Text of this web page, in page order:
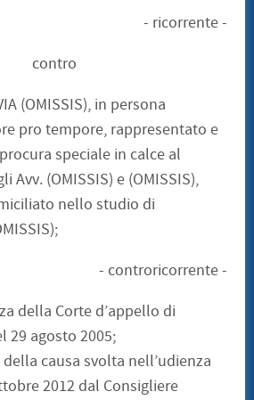
- ricorrente -
contro
(OMISSIS), in persona
pro tempore, rappresentato e
speciale in calce al
Avv. (OMISSIS) e (OMISSIS),
nello studio di
- controricorrente -
della Corte d’appello di
29 agosto 2005;
causa svolta nell’udienza
2012 dal Consigliere